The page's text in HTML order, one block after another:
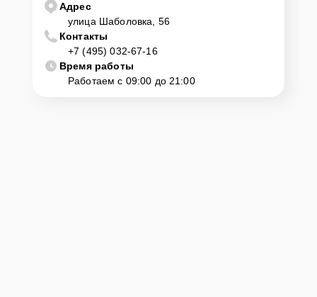
нужно просто оставить
горячей линии: +7 (495) 032-67-16. Наши специалисты оперативно
проконсультируют по всем необходимым вопросам, запишут на
диагностику, подскажут с вариантами курьерской доставки или
оформят выезд мастера в удобное время и место.
Адрес
улица Шаболовка, 56
Контакты
+7 (495) 032-67-16
Время работы
Работаем с 09:00 до 21:00